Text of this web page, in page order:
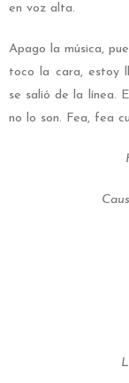
en voz alta.
Apago la música,
toco la cara, estoy
se salió de la línea.
no lo son. Fea, fea